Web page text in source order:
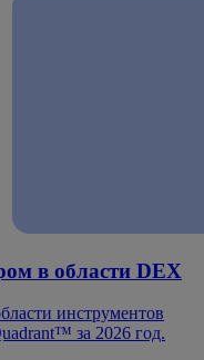
в области DEX
инструментов
за 2026 год.